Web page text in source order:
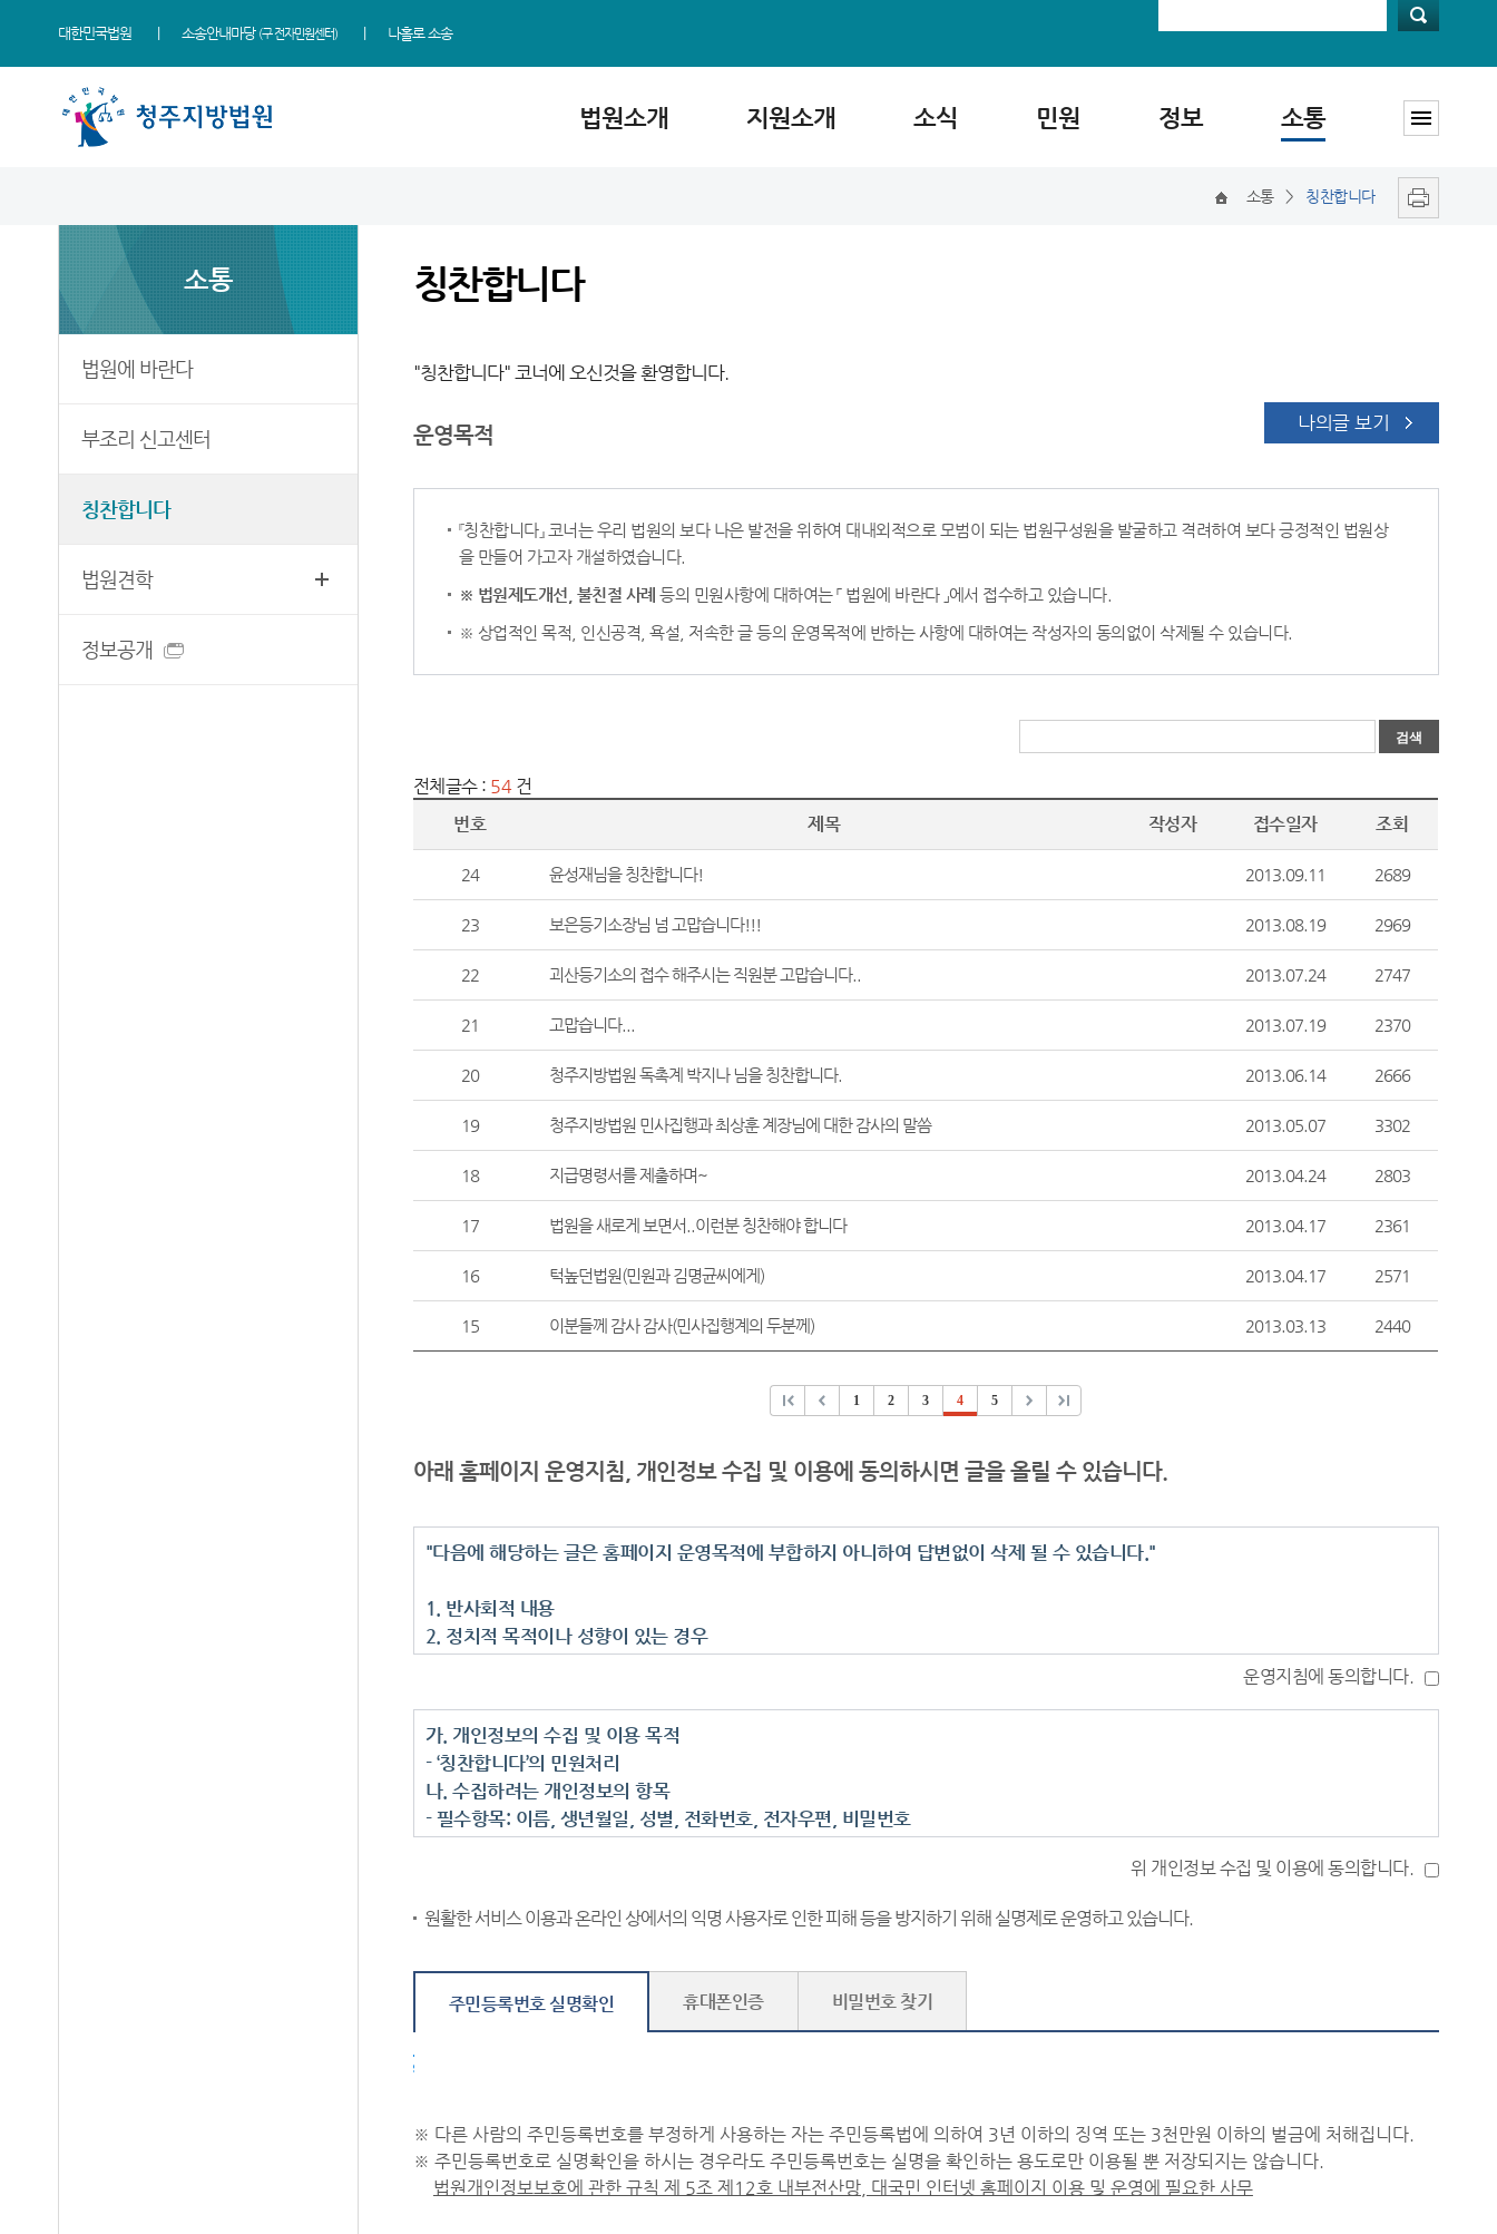
대한민국법원 소송안내마당 (구 전자민원센터) 나홀로 소송
법원소개 지원소개 소식 민원 정보 소통
조직 및 전화번호
재판개정 및 법정안내
시/군법원
청사안내
제천지원
영동지원
우리법원 주요판결
국민참여재판일정
포토뉴스
법원게시판
사회적 약자 통합적 사법
지원 - 사법접근센터
민원안내
유관기관안내
법률용어안내
재판기록열람복사예약
판결서사본 제공신청
판결서 인터넷열람
각급법원안내
부조리 신고센터
칭찬합니다
법원견학
소통 > 칭찬합니다
소통
법원에 바란다
부조리 신고센터
칭찬합니다
법원견학
정보공개
칭찬합니다
"칭찬합니다"코너에 오신것을 환영합니다.
나의글 보기
운영목적
『칭찬합니다』 코너는 우리 법원의 보다 나은 발전을 위하여 대내외적으로 모범이 되는 법원구성원을 발굴하고 격려하여 보다 긍정적인 법원상
을 만들어 가고자 개설하였습니다.
※ 법원제도개선, 불친절 사례 등의 민원사항에 대하여는「 법원에 바란다 」에서 접수하고 있습니다.
※ 상업적인 목적, 인신공격, 욕설, 저속한 글 등의 운영목적에 반하는 사항에 대하여는 작성자의 동의없이 삭제될 수 있습니다.
전체글수 : 54건
번호
제목 작성자 접수일자 조회
24 윤성재님을 칭찬합니다! 2013.09.11 2689
23 보은등기소장님 넘 고맙습니다!!! 2013.08.19 2969
22 괴산등기소의 접수 해주시는 직원분 고맙습니다.. 2013.07.24 2747
21 고맙습니다... 2013.07.19 2370
20 청주지방법원 독촉계 박지나 님을 칭찬합니다. 2013.06.14 2666
19 청주지방법원 민사집행과 최상훈 계장님에 대한 감사의 말씀 2013.05.07 3302
18 지급명령서를 제출하며~ 2013.04.24 2803
17 법원을 새로게 보면서..이런분 칭찬해야 합니다 2013.04.17 2361
16 턱높던법원(민원과 김명균씨에게) 2013.04.17 2571
15 이분들께 감사 감사(민사집행계의 두분께) 2013.03.13 2440
1 2 3 4 5
아래 홈페이지 운영지침, 개인정보 수집 및 이용에 동의하시면 글을 올릴 수 있습니다.
"다음에 해당하는 글은 홈페이지 운영목적에 부합하지 아니하여 답변없이 삭제 될 수 있습니다."
1. 반사회적 내용
2. 정치적 목적이나 성향이 있는 경우
6. 욕설, 음란물 등 저속한 표현
7. 실명을 원칙으로 하는 경우에 실명을 사용하지 않은 경우
8. 동일 또는 유사한 내용을 반복하여 게시하는 글(도배성 글)
9. 민원인 자신이 등록한 자료의 삭제를 요구한 경우
(www.klac.or.kr)에 하시기 바랍니다.
작성하신 글은 작성자 보호 및 일반인 열람의 편의를 위하여 일부 내용을 삭제·수정하여 게시할 수 있으며, 공개에 적합하지 않은 글
은 게시하지 않습니다.
작성하신 글의 원문은 『나의 글 진행현황 보기』에서 확인할 수 있습니다.
운영지침에 동의합니다.
가. 개인정보의 수집 및 이용 목적
- ‘칭찬합니다’의 민원처리
나. 수집하려는 개인정보의 항목
- 필수항목: 이름, 생년월일, 성별, 전화번호, 전자우편, 비밀번호
라. 동의를 거부할 권리가 있다는 사실과 동의 거부에 따른 불이익 내용
위 개인정보 수집 및 이용에 동의합니다.
원활한 서비스 이용과 온라인 상에서의 익명 사용자로 인한 피해 등을 방지하기 위해 실명제로 운영하고 있습니다.
주민등록번호 실명확인 휴대폰인증 비밀번호 찾기
주민등록번호 실명확인
※ 다른 사람의 주민등록번호를 부정하게 사용하는 자는 주민등록법에 의하여 3년 이하의 징역 또는 3천만원 이하의 벌금에 처해집니다.
※ 주민등록번호로 실명확인을 하시는 경우라도 주민등록번호는 실명을 확인하는 용도로만 이용될 뿐 저장되지는 않습니다.
법원개인정보보호에 관한 규칙 제 5조 제12호 내부전산망, 대국민 인터넷 홈페이지 이용 및 운영에 필요한 사무